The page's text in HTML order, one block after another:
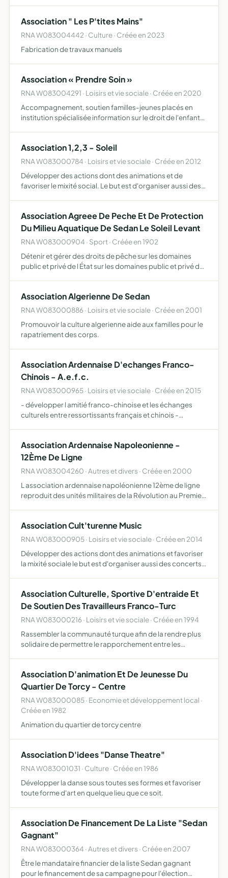
Association " Les P'tites Mains"
RNA W083004442 · Culture · Créée en 2023
Fabrication de travaux manuels
Association « Prendre Soin »
RNA W083004291 · Loisirs et vie sociale · Créée en 2020
Accompagnement, soutien familles-jeunes placés en
institution spécialisée information sur le droit de l'enfant
professionn…
Association 1,2,3 - Soleil
RNA W083000784 · Loisirs et vie sociale · Créée en 2012
Développer des actions dont des animations et de
favoriser le mixité social. Le but est d'organiser aussi des
dansan…
Association Agreee De Peche Et De Protection
Du Milieu Aquatique De Sedan Le Soleil Levant
RNA W083000904 · Sport · Créée en 1902
Détenir et gérer des droits de pêche sur les domaines
public et privé de l État sur les domaines public et privé de
Association Algerienne De Sedan
RNA W083000886 · Loisirs et vie sociale · Créée en 2001
Promouvoir la culture algerienne aide aux familles pour le
rapatriement des corps.
Association Ardennaise D'echanges Franco-
Chinois - A.e.f.c.
RNA W083000965 · Loisirs et vie sociale · Créée en 2015
- développer l amitié franco-chinoise et les échanges
culturels entre ressortissants français et chinois -
Association Ardennaise Napoleonienne -
12Ème De Ligne
RNA W083004260 · Autres et divers · Créée en 2000
L association ardennaise napoléonienne 12ème de ligne
reproduit des unités militaires de la Révolution au Premier
Association Cult'turenne Music
RNA W083000905 · Loisirs et vie sociale · Créée en 2014
Développer des actions dont des animations et favoriser
la mixité sociale le but est d'organiser aussi des concerts
Association Culturelle, Sportive D'entraide Et
De Soutien Des Travailleurs Franco-Turc
RNA W083000216 · Loisirs et vie sociale · Créée en 1994
Rassembler la communauté turque afin de la rendre plus
solidaire de permettre le rapporchement entre les
Association D'animation Et De Jeunesse Du
Quartier De Torcy - Centre
RNA W083000085 · Economie et développement local ·
Créée en 1982
Animation du quartier de torcy centre
Association D'idees "Danse Theatre"
RNA W083001031 · Culture · Créée en 1986
Développer la danse sous toutes ses formes et favoriser
toute forme d'art en quelque lieu que ce soit.
Association De Financement De La Liste "Sedan
Gagnant"
RNA W083000364 · Autres et divers · Créée en 2007
Être le mandataire financier de la liste Sedan gagnant
pour le financement de sa campagne pour l'élection